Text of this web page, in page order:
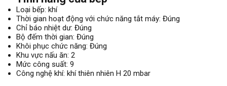
Loại bếp: khí
Thời gian hoạt động với chức năng tắt máy: Đúng
Chỉ báo nhiệt dư: Đúng
Bộ đếm thời gian: Đúng
Khôi phục chức năng: Đúng
Khu vực nấu ăn: 2
Mức công suất: 9
Công nghệ khí: khí thiên nhiên H 20 mbar